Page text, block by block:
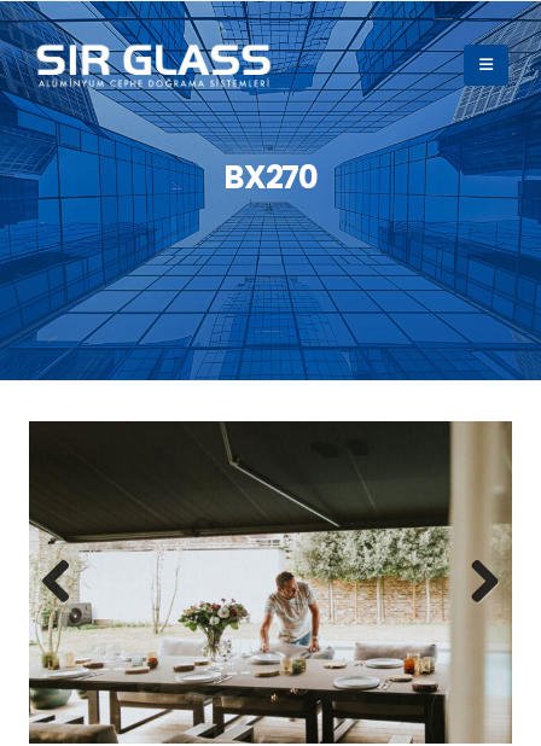
BX270
Previous Next